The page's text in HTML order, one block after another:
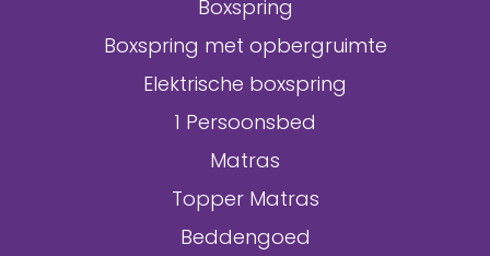
Boxspring
Boxspring met opbergruimte
Elektrische boxspring
1 Persoonsbed
Matras
Topper Matras
Beddengoed